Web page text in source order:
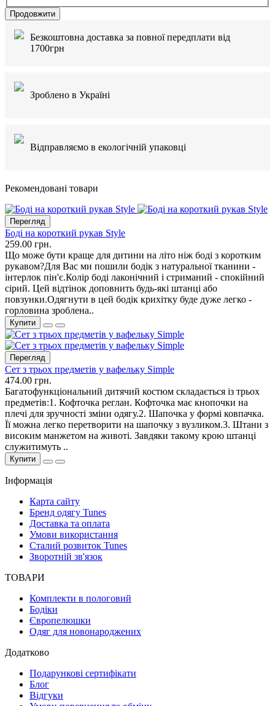
Продовжити
Безкоштовна доставка за повної передплати від
1700грн
Зроблено в Україні
Відправляємо в екологічній упаковці
Рекомендовані товари
Перегляд
Боді на короткий рукав Style
259.00 грн.
Що може бути краще для дитини на літо ніж боді з коротким
рукавом?Для Вас ми пошили бодік з натуральної тканини -
інтерлок пін'є.Колір боді лаконічний і стриманий - спокійний
сірий. Цей відтінок доповнить будь-які штанці або
повзунки.Одягнути в цей бодік крихітку буде дуже легко -
горловина зроблена..
Купити
Перегляд
Сет з трьох предметів у вафельку Simple
474.00 грн.
Багатофункціональний дитячий костюм складається із трьох
предметів:1. Кофточка реглан. Кофточка має кнопочки на
плечі для зручності зміни одягу.2. Шапочка у формі ковпачка.
Її можна легко перетворити на шапочку з вузликом.3. Штани з
високим манжетом на животі. Завдяки такому крою штанці
служитимуть ..
Купити
Інформація
Карта сайту
Бренд одягу Tunes
Доставка та оплата
Умови використання
Сталий розвиток Tunes
Зворотній зв'язок
ТОВАРИ
Комплекти в пологовий
Бодіки
Європелюшки
Одяг для новонароджених
Додатково
Подарункові сертифікати
Блог
Відгуки